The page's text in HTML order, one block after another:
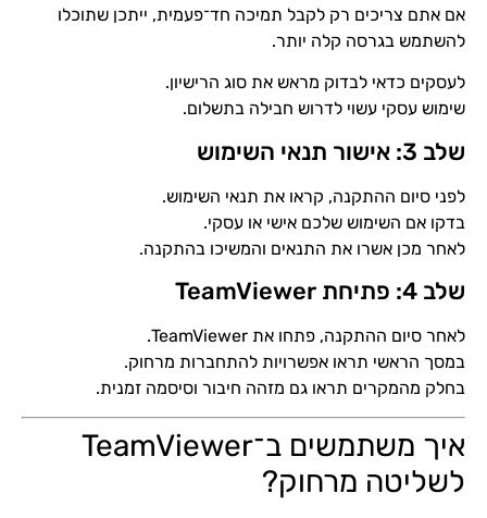
אם אתם צריכים רק לקבל תמיכה חד־פעמית, ייתכן שתוכלו
להשתמש בגרסה קלה יותר.
לעסקים כדאי לבדוק מראש את סוג הרישיון.
שימוש עסקי עשוי לדרוש חבילה בתשלום.
שלב 3: אישור תנאי השימוש
לפני סיום ההתקנה, קראו את תנאי השימוש.
בדקו אם השימוש שלכם אישי או עסקי.
לאחר מכן אשרו את התנאים והמשיכו בהתקנה.
שלב 4: פתיחת TeamViewer
לאחר סיום ההתקנה, פתחו את TeamViewer.
במסך הראשי תראו אפשרויות להתחברות מרחוק.
בחלק מהמקרים תראו גם מזהה חיבור וסיסמה זמנית.
איך משתמשים ב־TeamViewer
לשליטה מרחוק?